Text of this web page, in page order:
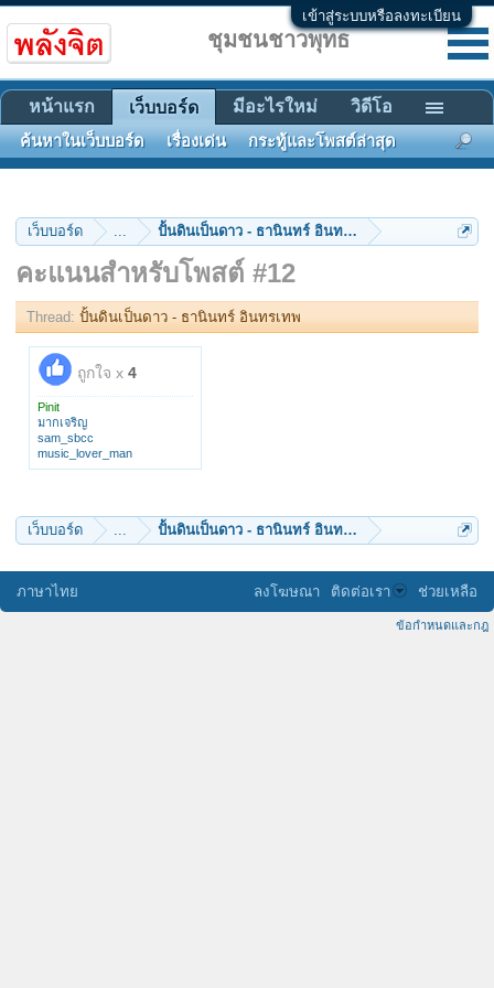
เข้าสู่ระบบหรือลงทะเบียน
เว็บบอร์ด ... ปั้นดินเป็นดาว - ธานินทร์ อินทรเทพ
คะแนนสำหรับโพสต์ #12
Thread: ปั้นดินเป็นดาว - ธานินทร์ อินทรเทพ
ถูกใจ x 4
Pinit
มากเจริญ
sam_sbcc
music_lover_man
เว็บบอร์ด ... ปั้นดินเป็นดาว - ธานินทร์ อินทรเทพ
ชุมชนชาวพุทธ
หน้าแรก เว็บบอร์ด
ค้นหาในเว็บบอร์ด เรื่องเด่น กระทู้และโพสต์ล่าสุด
มีอะไรใหม่ วิดีโอ
ภาษาไทย ลงโฆษณา ติดต่อเรา ช่วยเหลือ
ข้อกำหนดและกฎ